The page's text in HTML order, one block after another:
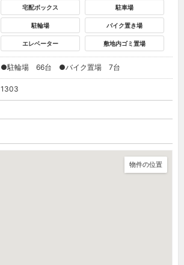
宅配ボックス 駐車場
駐輪場 バイク置き場
エレベーター 敷地内ゴミ置場
●駐輪場 66台 ●バイク置場 7台
1303
物件の位置